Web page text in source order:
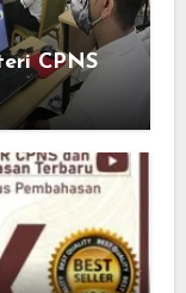
CPNS